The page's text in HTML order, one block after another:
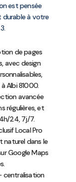
est pensée
durable à votre
de pages
avec design
Albi 81000.
avancée
régulières, et
24, 7j/7.
Local Pro
dans le
Google Maps
centralisation